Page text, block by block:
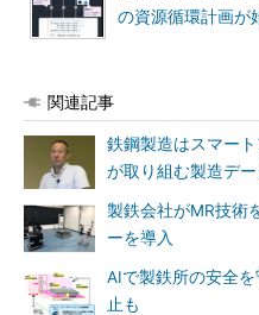
の資源循環計画が
関連記事
鉄鋼製造はスマー
が取り組む製造デー
製鉄会社がMR技術
ーを導入
AIで製鉄所の安全
止も